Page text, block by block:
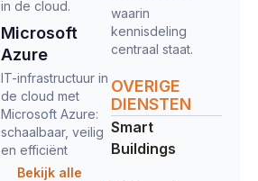
in de cloud.
Microsoft
Azure
IT-infrastructuur in
de cloud met
Microsoft Azure:
schaalbaar, veilig
en efficiënt
Bekijk alle
waarin
kennisdeling
centraal staat.
OVERIGE
DIENSTEN
Smart
Buildings